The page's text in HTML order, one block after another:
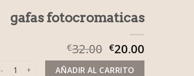
gafas fotocromaticas
€32.00 €20.00
gafas fotocromaticas cantidad
AÑADIR AL CARRITO